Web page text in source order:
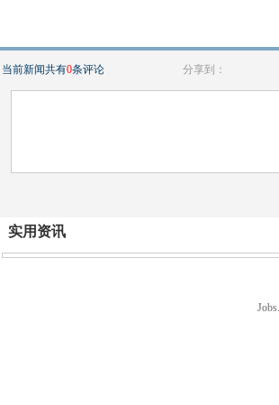
当前新闻共有0条评论 分享到：
实用资讯